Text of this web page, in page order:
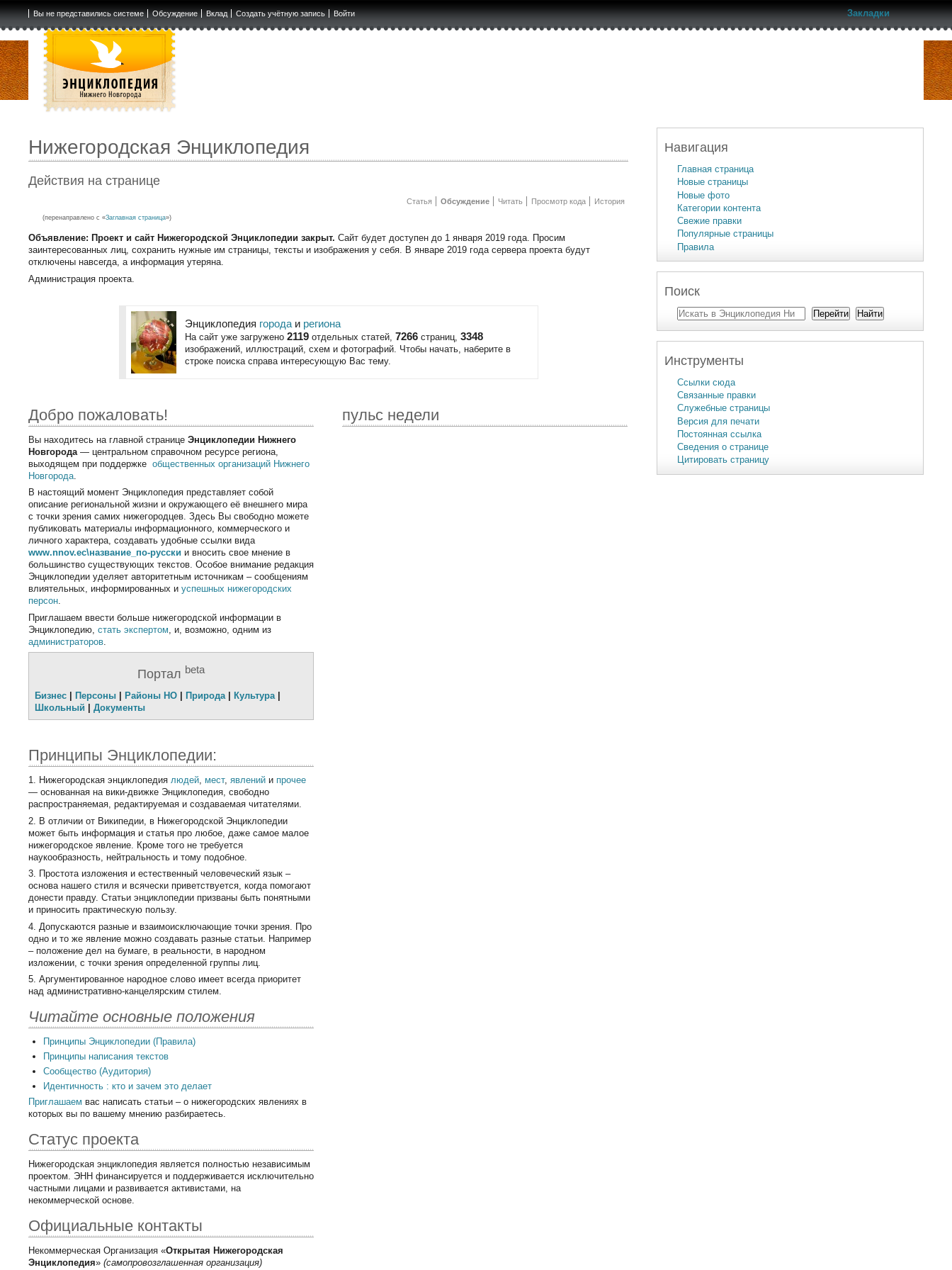
Вы не представились системе Обсуждение Вклад Создать учётную запись Войти Закладки
Нижегородская Энциклопедия
Действия на странице
Статья Обсуждение Читать Просмотр кода История
(перенаправлено с «Заглавная страница»)
Объявление: Проект и сайт Нижегородской Энциклопедии закрыт. Сайт будет доступен до 1 января 2019 года. Просим
заинтересованных лиц, сохранить нужные им страницы, тексты и изображения у себя. В январе 2019 года сервера проекта будут
отключены навсегда, а информация утеряна.
Администрация проекта.
Энциклопедия городаи региона
На сайт уже загружено 2119отдельных статей, 7266страниц, 3348
изображений, иллюстраций, схем и фотографий. Чтобы начать, наберите в
строке поиска справа интересующую Вас тему.
Добро пожаловать!
Вы находитесь на главной страницеЭнциклопедии Нижнего
Новгорода — центральном справочном ресурсе региона,
выходящем при поддержке общественных организаций Нижнего
Новгорода
В настоящий момент Энциклопедия представляет собой
описание региональной жизни и окружающего её внешнего мира
с точки зрения самих нижегородцев. Здесь Вы свободно можете
публиковать материалы информационного, коммерческого и
личного характера, создавать удобные ссылки вида
www.nnov.ec\название_по-русски и вносить свое мнение в
большинство существующих текстов. Особое внимание редакция
Энциклопедии уделяет авторитетным источникам – сообщениям
влиятельных, информированных иуспешных нижегородских
персон.
Приглашаем ввести больше нижегородской информации в
Энциклопедию,стать экспертом , и, возможно, одним из
администраторов
Портал beta
Бизнес Персоны Районы НО Природа Культура
Школьный |Документы
Принципы Энциклопедии:
1. Нижегородская энциклопедиялюдей, мест,явлений и прочее
— основанная на вики-движке Энциклопедия, свободно
распространяемая, редактируемая и создаваемая читателями.
2. В отличии от Википедии, в Нижегородской Энциклопедии
может быть информация и статья про любое, даже самое малое
нижегородское явление. Кроме того не требуется
наукообразность, нейтральность и тому подобное.
3. Простота изложения и естественный человеческий язык –
основа нашего стиля и всячески приветствуется, когда помогают
донести правду. Статьи энциклопедии призваны быть понятными
и приносить практическую пользу.
4. Допускаются разные и взаимоисключающие точки зрения. Про
одно и то же явление можно создавать разные статьи. Например
– положение дел на бумаге, в реальности, в народном
изложении, с точки зрения определенной группы лиц.
5. Аргументированное народное слово имеет всегда приоритет
над административно-канцелярским стилем.
Читайте основные положения
Принципы Энциклопедии (Правила)
Принципы написания текстов
Сообщество (Аудитория)
Идентичность : кто и зачем это делает
Приглашаем вас написать статьи – о нижегородских явлениях в
которых вы по вашему мнению разбираетесь.
Статус проекта
Нижегородская энциклопедия является полностью независимым
проектом. ЭНН финансируется и поддерживается исключительно
частными лицами и развивается активистами, на
некоммерческой основе.
Официальные контакты
Некоммерческая Организация «Открытая Нижегородская
Энциклопедия»(самопровозглашенная организация)
пульс недели
Навигация
Главная страница
Новые страницы
Новые фото
Категории контента
Свежие правки
Популярные страницы
Правила
Поиск
Инструменты
Ссылки сюда
Связанные правки
Служебные страницы
Версия для печати
Постоянная ссылка
Сведения о странице
Цитировать страницу